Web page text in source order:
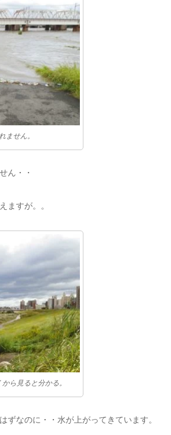
ません。
ん・・
ますが。。
ら見ると分かる。
ずなのに・・水が上がってきています。